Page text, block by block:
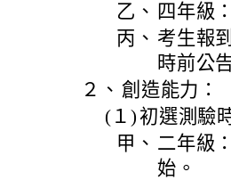
乙、 四年級
丙、 考生報
時前公
２、 創造能力：
(１) 初選測驗
甲、 二年級
始。